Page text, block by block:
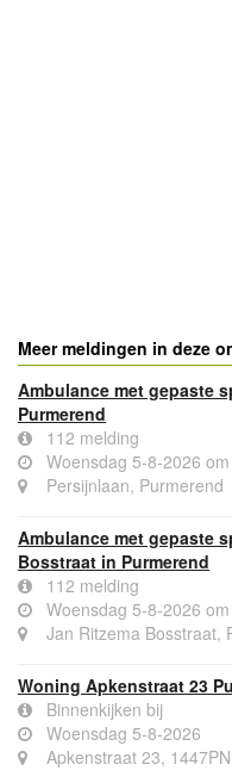
Meer meldingen in deze
Ambulance met gepaste
Purmerend
112 melding
Woensdag 5-8-2026
Persijnlaan, Purmerend
Ambulance met gepaste
Bosstraat in Purmerend
112 melding
Woensdag 5-8-2026
Jan Ritzema Bosstraat,
Woning Apkenstraat 23
Binnenkijken bij
Woensdag 5-8-2026
Apkenstraat 23,